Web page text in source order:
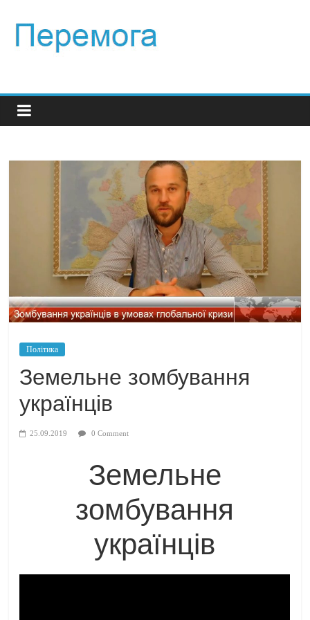
Політика
Земельне зомбування
українців
25.09.2019 0 Comment
Земельне
зомбування
українців